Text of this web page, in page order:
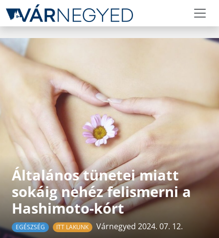
Általános tünetei miatt
sokáig nehéz felismerni a
Hashimoto-kórt
EGÉSZSÉG ITT LAKUNK Várnegyed 2024. 07. 12.